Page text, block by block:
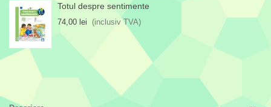
Totul despre sentimente
74,00 lei (inclusiv TVA)